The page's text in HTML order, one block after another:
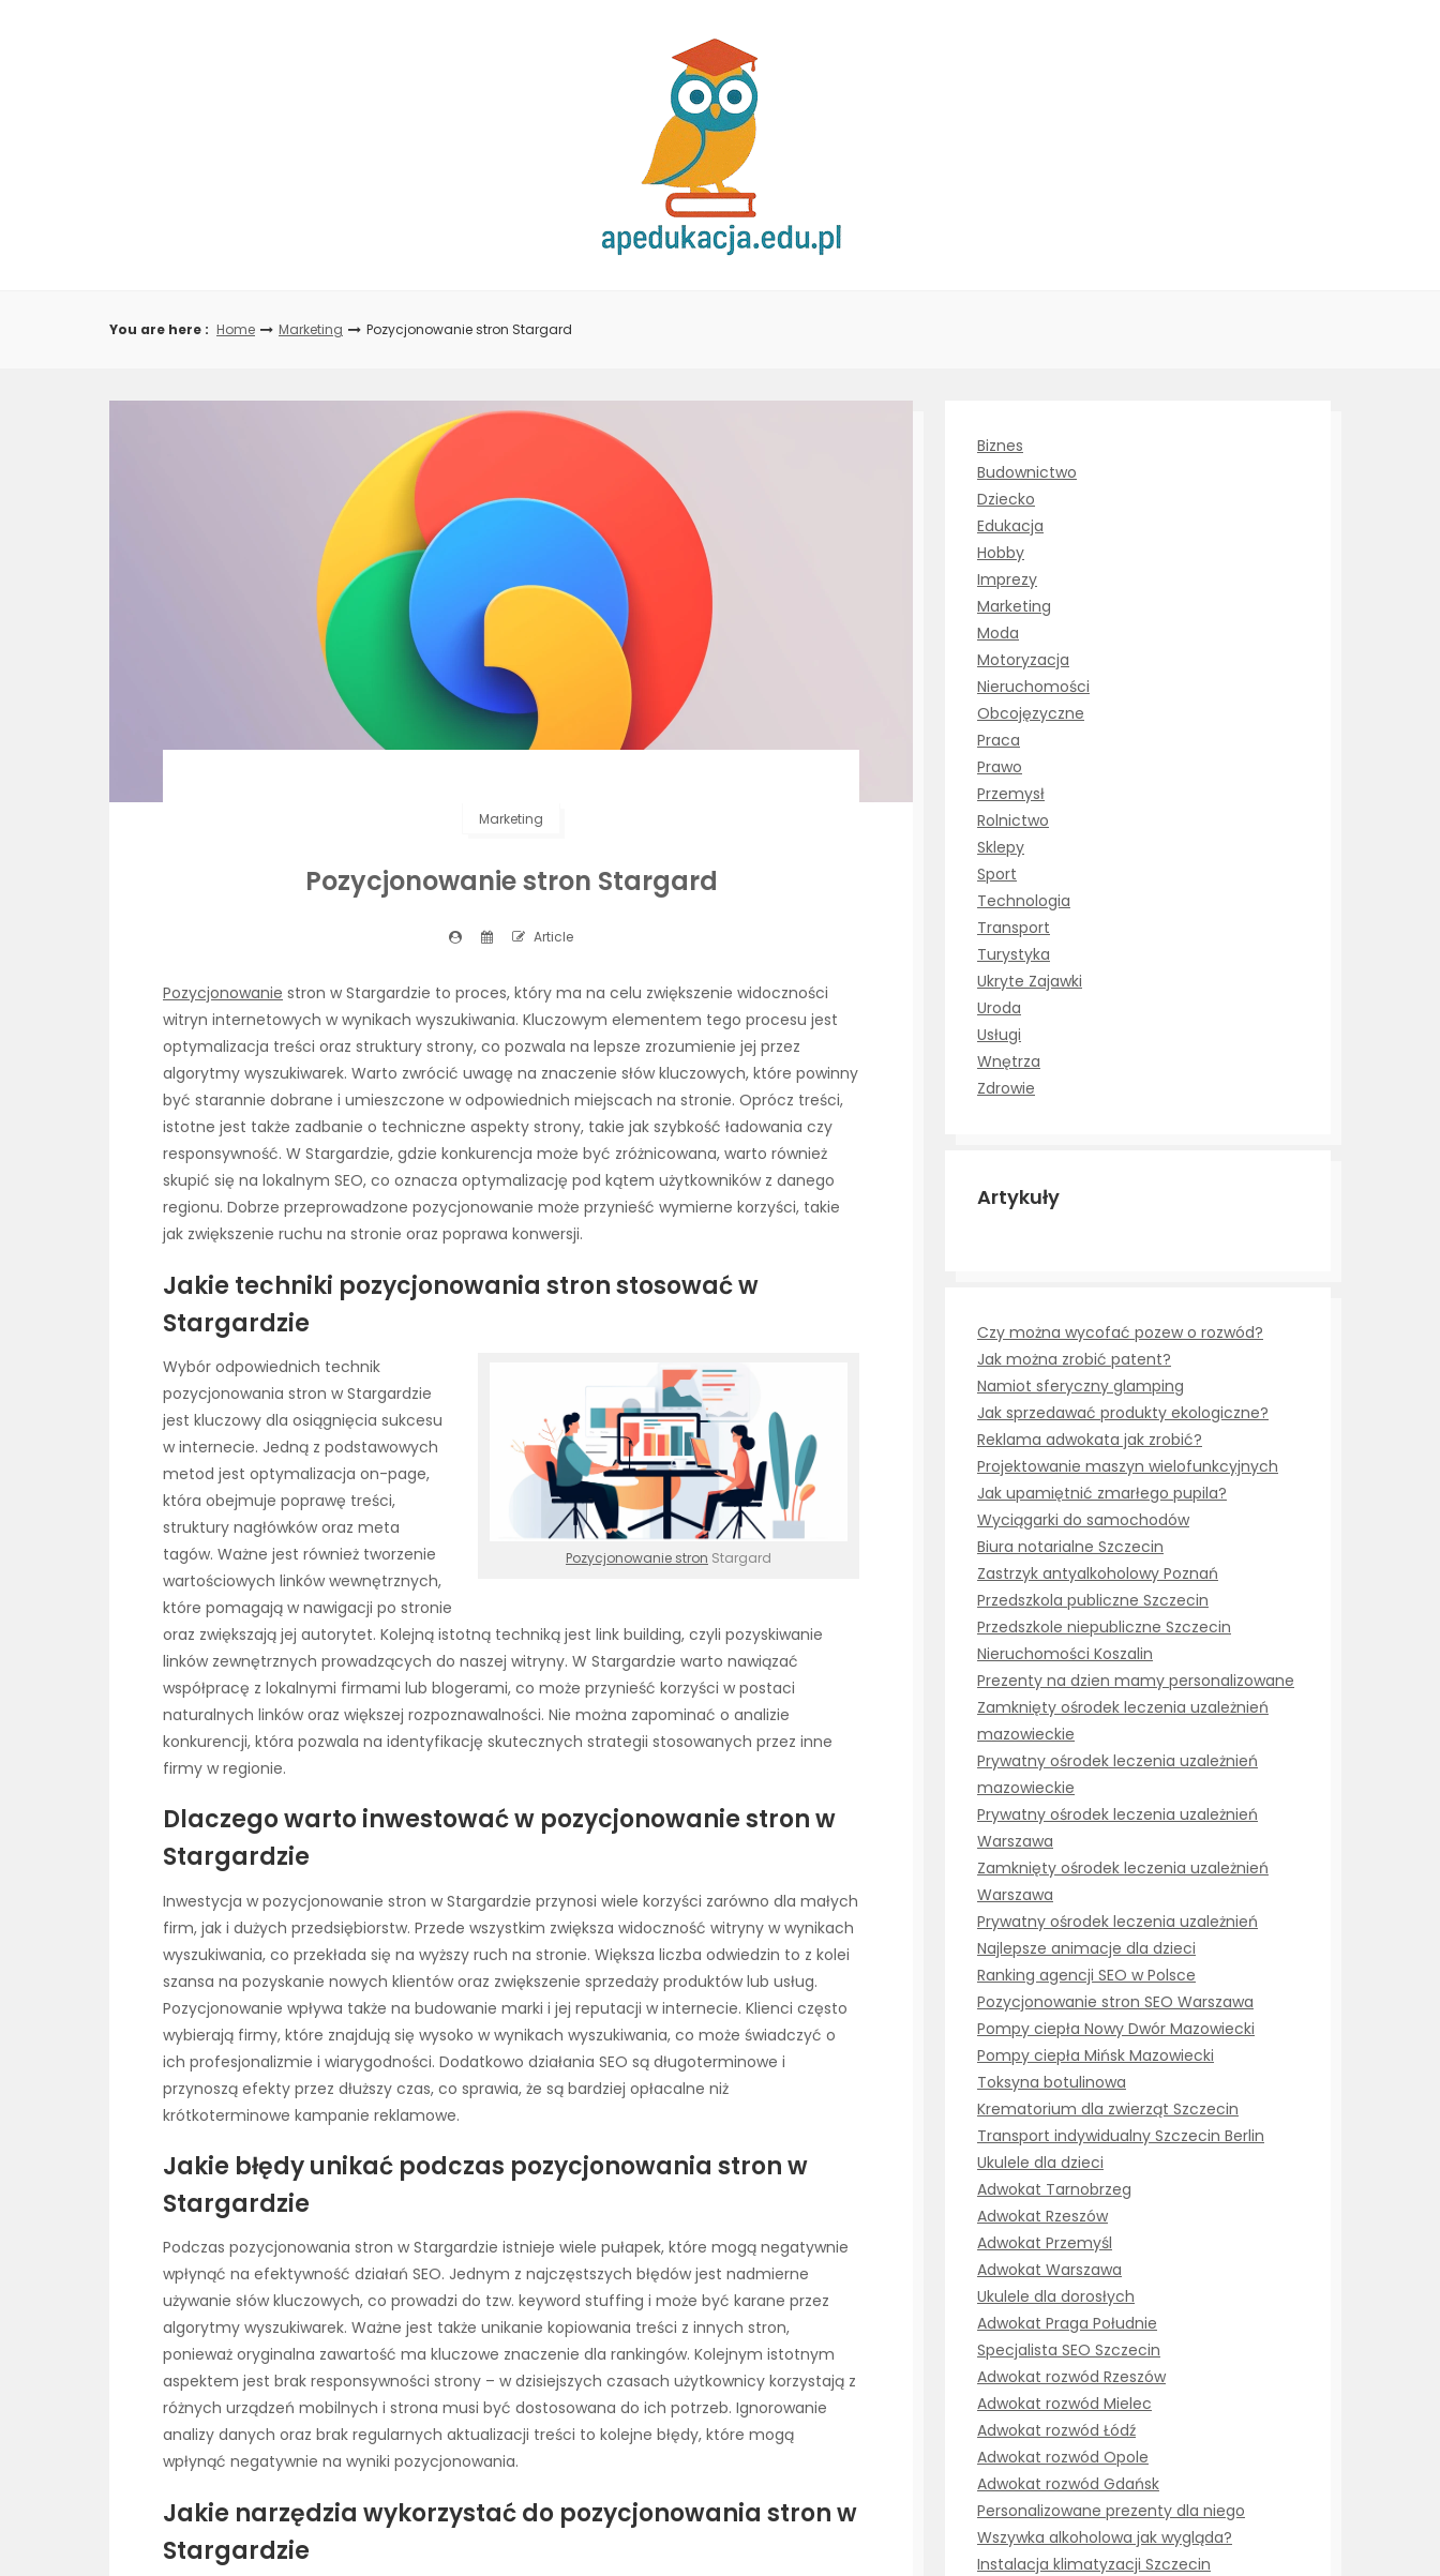
You are here : Home Marketing Pozycjonowanie stron Stargard
Marketing
Pozycjonowanie stron Stargard
Article
Pozycjonowanie stron w Stargardzie to proces, który ma na celu zwiększenie widoczności
witryn internetowych w wynikach wyszukiwania. Kluczowym elementem tego procesu jest
optymalizacja treści oraz struktury strony, co pozwala na lepsze zrozumienie jej przez
algorytmy wyszukiwarek. Warto zwrócić uwagę na znaczenie słów kluczowych, które powinny
być starannie dobrane i umieszczone w odpowiednich miejscach na stronie. Oprócz treści,
istotne jest także zadbanie o techniczne aspekty strony, takie jak szybkość ładowania czy
responsywność. W Stargardzie, gdzie konkurencja może być zróżnicowana, warto również
skupić się na lokalnym SEO, co oznacza optymalizację pod kątem użytkowników z danego
regionu. Dobrze przeprowadzone pozycjonowanie może przynieść wymierne korzyści, takie
jak zwiększenie ruchu na stronie oraz poprawa konwersji.
Jakie techniki pozycjonowania stron stosować w
Stargardzie
Pozycjonowanie stron Stargard
Wybór odpowiednich technik
pozycjonowania stron w Stargardzie
jest kluczowy dla osiągnięcia sukcesu
w internecie. Jedną z podstawowych
metod jest optymalizacja on-page,
która obejmuje poprawę treści,
struktury nagłówków oraz meta
tagów. Ważne jest również tworzenie
wartościowych linków wewnętrznych,
które pomagają w nawigacji po stronie
oraz zwiększają jej autorytet. Kolejną istotną techniką jest link building, czyli pozyskiwanie
linków zewnętrznych prowadzących do naszej witryny. W Stargardzie warto nawiązać
współpracę z lokalnymi firmami lub blogerami, co może przynieść korzyści w postaci
naturalnych linków oraz większej rozpoznawalności. Nie można zapominać o analizie
konkurencji, która pozwala na identyfikację skutecznych strategii stosowanych przez inne
firmy w regionie.
Dlaczego warto inwestować w pozycjonowanie stron w
Stargardzie
Inwestycja w pozycjonowanie stron w Stargardzie przynosi wiele korzyści zarówno dla małych
firm, jak i dużych przedsiębiorstw. Przede wszystkim zwiększa widoczność witryny w wynikach
wyszukiwania, co przekłada się na wyższy ruch na stronie. Większa liczba odwiedzin to z kolei
szansa na pozyskanie nowych klientów oraz zwiększenie sprzedaży produktów lub usług.
Pozycjonowanie wpływa także na budowanie marki i jej reputacji w internecie. Klienci często
wybierają firmy, które znajdują się wysoko w wynikach wyszukiwania, co może świadczyć o
ich profesjonalizmie i wiarygodności. Dodatkowo działania SEO są długoterminowe i
przynoszą efekty przez dłuższy czas, co sprawia, że są bardziej opłacalne niż
krótkoterminowe kampanie reklamowe.
Jakie błędy unikać podczas pozycjonowania stron w
Stargardzie
Podczas pozycjonowania stron w Stargardzie istnieje wiele pułapek, które mogą negatywnie
wpłynąć na efektywność działań SEO. Jednym z najczęstszych błędów jest nadmierne
używanie słów kluczowych, co prowadzi do tzw. keyword stuffing i może być karane przez
algorytmy wyszukiwarek. Ważne jest także unikanie kopiowania treści z innych stron,
ponieważ oryginalna zawartość ma kluczowe znaczenie dla rankingów. Kolejnym istotnym
aspektem jest brak responsywności strony – w dzisiejszych czasach użytkownicy korzystają z
różnych urządzeń mobilnych i strona musi być dostosowana do ich potrzeb. Ignorowanie
analizy danych oraz brak regularnych aktualizacji treści to kolejne błędy, które mogą
wpłynąć negatywnie na wyniki pozycjonowania.
Jakie narzędzia wykorzystać do pozycjonowania stron w
Stargardzie
Biznes
Budownictwo
Dziecko
Edukacja
Hobby
Imprezy
Marketing
Moda
Motoryzacja
Nieruchomości
Obcojęzyczne
Praca
Prawo
Przemysł
Rolnictwo
Sklepy
Sport
Technologia
Transport
Turystyka
Ukryte Zajawki
Uroda
Usługi
Wnętrza
Zdrowie
Artykuły
Czy można wycofać pozew o rozwód?
Jak można zrobić patent?
Namiot sferyczny glamping
Jak sprzedawać produkty ekologiczne?
Reklama adwokata jak zrobić?
Projektowanie maszyn wielofunkcyjnych
Jak upamiętnić zmarłego pupila?
Wyciągarki do samochodów
Biura notarialne Szczecin
Zastrzyk antyalkoholowy Poznań
Przedszkola publiczne Szczecin
Przedszkole niepubliczne Szczecin
Nieruchomości Koszalin
Prezenty na dzien mamy personalizowane
Zamknięty ośrodek leczenia uzależnień
mazowieckie
Prywatny ośrodek leczenia uzależnień
mazowieckie
Prywatny ośrodek leczenia uzależnień
Warszawa
Zamknięty ośrodek leczenia uzależnień
Warszawa
Prywatny ośrodek leczenia uzależnień
Najlepsze animacje dla dzieci
Ranking agencji SEO w Polsce
Pozycjonowanie stron SEO Warszawa
Pompy ciepła Nowy Dwór Mazowiecki
Pompy ciepła Mińsk Mazowiecki
Toksyna botulinowa
Krematorium dla zwierząt Szczecin
Transport indywidualny Szczecin Berlin
Ukulele dla dzieci
Adwokat Tarnobrzeg
Adwokat Rzeszów
Adwokat Przemyśl
Adwokat Warszawa
Ukulele dla dorosłych
Adwokat Praga Południe
Specjalista SEO Szczecin
Adwokat rozwód Rzeszów
Adwokat rozwód Mielec
Adwokat rozwód Łódź
Adwokat rozwód Opole
Adwokat rozwód Gdańsk
Personalizowane prezenty dla niego
Wszywka alkoholowa jak wygląda?
Instalacja klimatyzacji Szczecin